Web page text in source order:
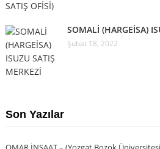
SOMALİ (HARGEİSA)
Şubat 18, 2022
Son Yazılar